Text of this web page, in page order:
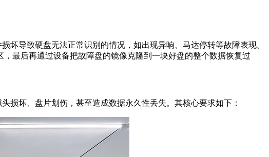
导致硬盘无法正常识别的情况，如出现异响、马达停转等故障表现。
最后再通过设备把故障盘的镜像克隆到一块好盘的整个数据恢复过
损坏、盘片划伤，甚至造成数据永久性丢失。其核心要求如下：